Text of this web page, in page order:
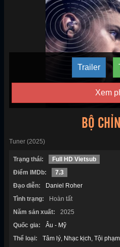
Trailer
Xem
BỘ
Tuner (2025)
Trạng thái:
Full HD Vietsub
Điểm IMDb:
7.3
Đạo diễn:
Daniel Roher
Tình trạng:
Hoàn tất
Năm sản xuất:
2025
Quốc gia:
Âu - Mỹ
Thể loại:
Tâm lý Nhạc kịch Tội